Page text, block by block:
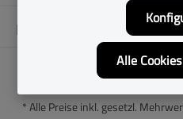
Folge uns
* Alle Preise inkl. gesetzl.
Alle